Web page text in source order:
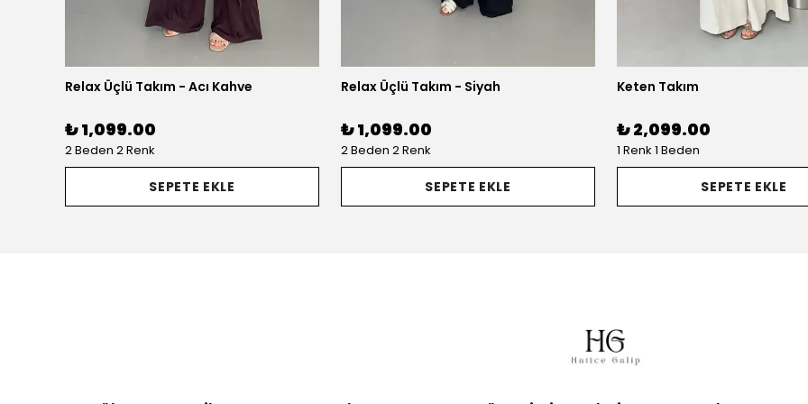
Relax Üçlü Takım - Acı Kahve
₺ 1,099.00
2 Beden 2 Renk
SEPETE EKLE
Relax Üçlü Takım - Siyah
₺ 1,099.00
2 Beden 2 Renk
SEPETE EKLE
Keten Takım
₺ 2,099.00
1 Renk 1 Beden
SEPETE EKLE